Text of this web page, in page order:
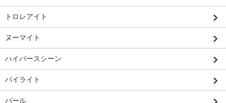
トロレアイト
ヌーマイト
ハイパースシーン
パイライト
パール